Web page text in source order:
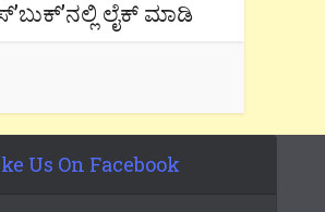
ಲೈಕ್ ಮಾಡಿ
Us On Facebook